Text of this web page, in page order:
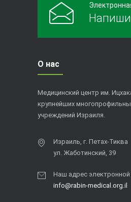
О нас
Медицинский центр им.
крупнейших
учреждений Израиля.
Израиль, г. Петах-Тиква
ул. Жаботинский, 39
Наш адрес
info@rabin-medical.org.il